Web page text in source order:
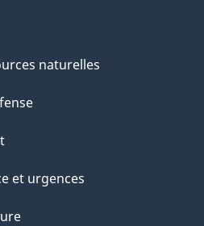
naturelles
et urgences